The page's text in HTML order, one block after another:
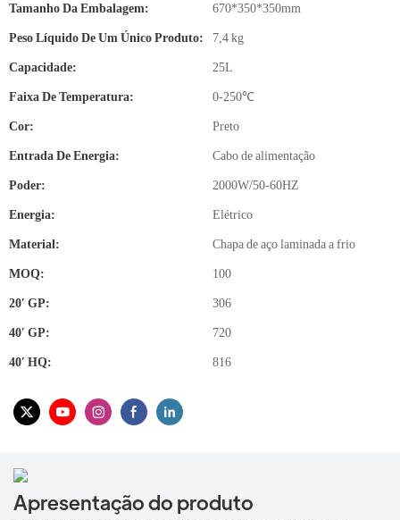
Tamanho Da Embalagem: 670*350*350mm
Peso Líquido De Um Único Produto: 7,4 kg
Capacidade: 25L
Faixa De Temperatura: 0-250℃
Cor: Preto
Entrada De Energia: Cabo de alimentação
Poder: 2000W/50-60HZ
Energia: Elétrico
Material: Chapa de aço laminada a frio
MOQ: 100
20′ GP: 306
40′ GP: 720
40′ HQ: 816
Apresentação do produto